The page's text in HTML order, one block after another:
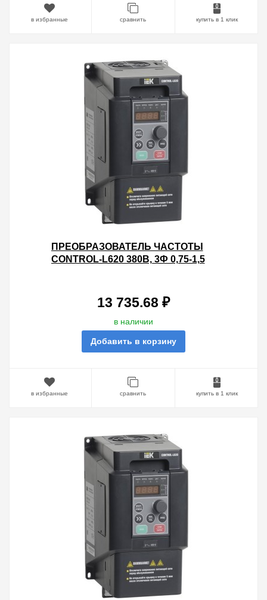
в избранные сравнить купить в 1 клик
ПРЕОБРАЗОВАТЕЛЬ ЧАСТОТЫ
CONTROL-L620 380В, 3Ф 0,75-1,5
13 735.68 ₽
в наличии
Добавить в корзину
в избранные сравнить купить в 1 клик